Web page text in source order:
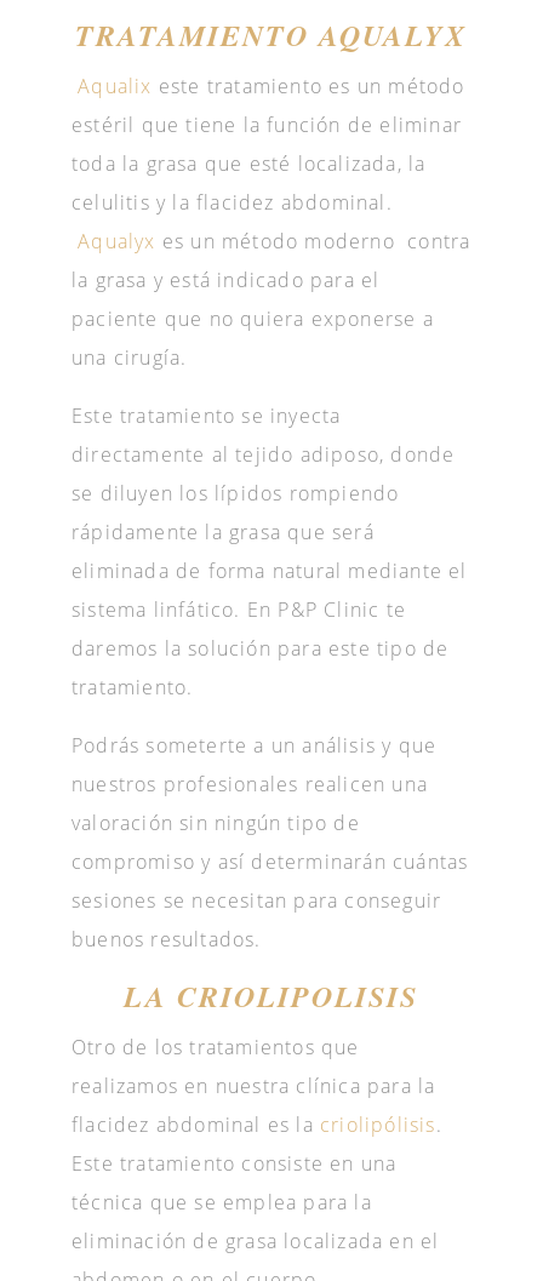
TRATAMIENTO AQUALYX
Aqualix este tratamiento es un método
estéril que tiene la función de eliminar
toda la grasa que esté localizada, la
celulitis y la flacidez abdominal.
Aqualyx es un método moderno contra
la grasa y está indicado para el
paciente que no quiera exponerse a
una cirugía.
Este tratamiento se inyecta
directamente al tejido adiposo, donde
se diluyen los lípidos rompiendo
rápidamente la grasa que será
eliminada de forma natural mediante el
sistema linfático. En P&P Clinic te
daremos la solución para este tipo de
tratamiento.
Podrás someterte a un análisis y que
nuestros profesionales realicen una
valoración sin ningún tipo de
compromiso y así determinarán cuántas
sesiones se necesitan para conseguir
buenos resultados.
LA CRIOLIPOLISIS
Otro de los tratamientos que
realizamos en nuestra clínica para la
flacidez abdominal es la criolipólisis.
Este tratamiento consiste en una
técnica que se emplea para la
eliminación de grasa localizada en el